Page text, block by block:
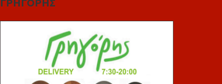
ΓΡΗΓΟΡΗΣ